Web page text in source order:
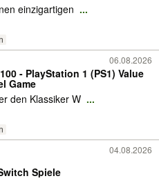
einzigartigen ...
06.08.2026
- PlayStation 1 (PS1) Value
Game
den Klassiker W ...
04.08.2026
Spiele